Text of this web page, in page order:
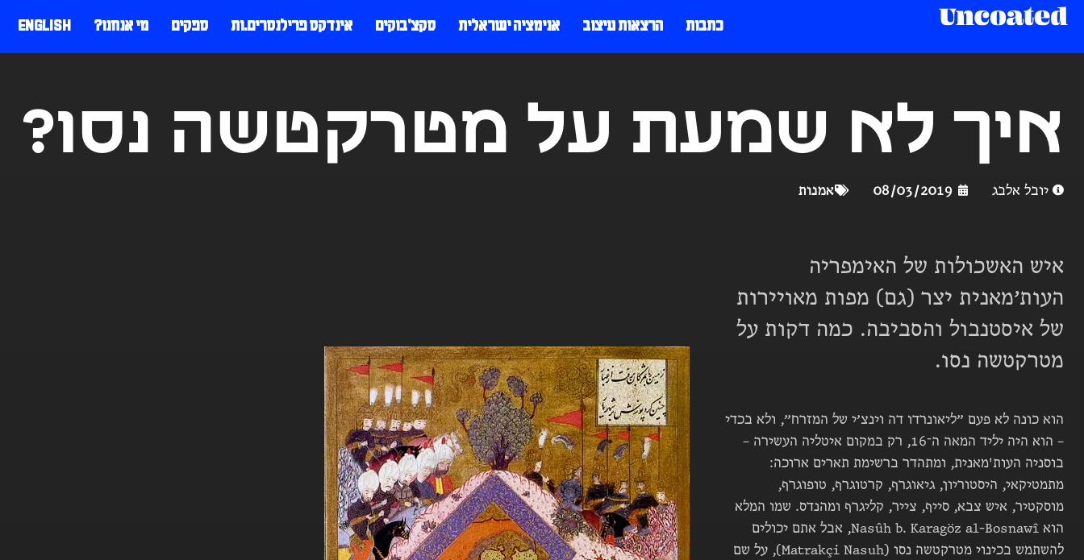
כתבות הרצאות עיצוב אנימציה ישראלית סקצ׳בוקים אינדקס פרילנסרים.ות ספקים מי אנחנו? ENGLISH
איך לא שמעת על מטרקטשה נסו?
יובל אלבג 08/03/2019 אמנות
איש האשכולות של האימפריה
העות׳מאנית יצר (גם) מפות מאויירות
של איסטנבול והסביבה. כמה דקות על
מטרקטשה נסו.
הוא כונה לא פעם ״ליאונרדו דה וינצ׳י של המזרח״, ולא בכדי
– הוא היה יליד המאה ה־16, רק במקום איטליה העשירה –
בוסניה העות'מאנית, ומתהדר ברשימת תארים ארוכה:
מתמטיקאי, היסטוריון, גיאוגרף, קרטוגרף, טופוגרף,
מוסקטיר, איש צבא, סייף, צייר, קליגרף ומהנדס. שמו המלא
הוא Nasûh b. Karagöz al-Bosnawî, אבל אתם יכולים
להשתמש בכינוי מטרקטשה נסו (Matrakçi Nasuh), על שם